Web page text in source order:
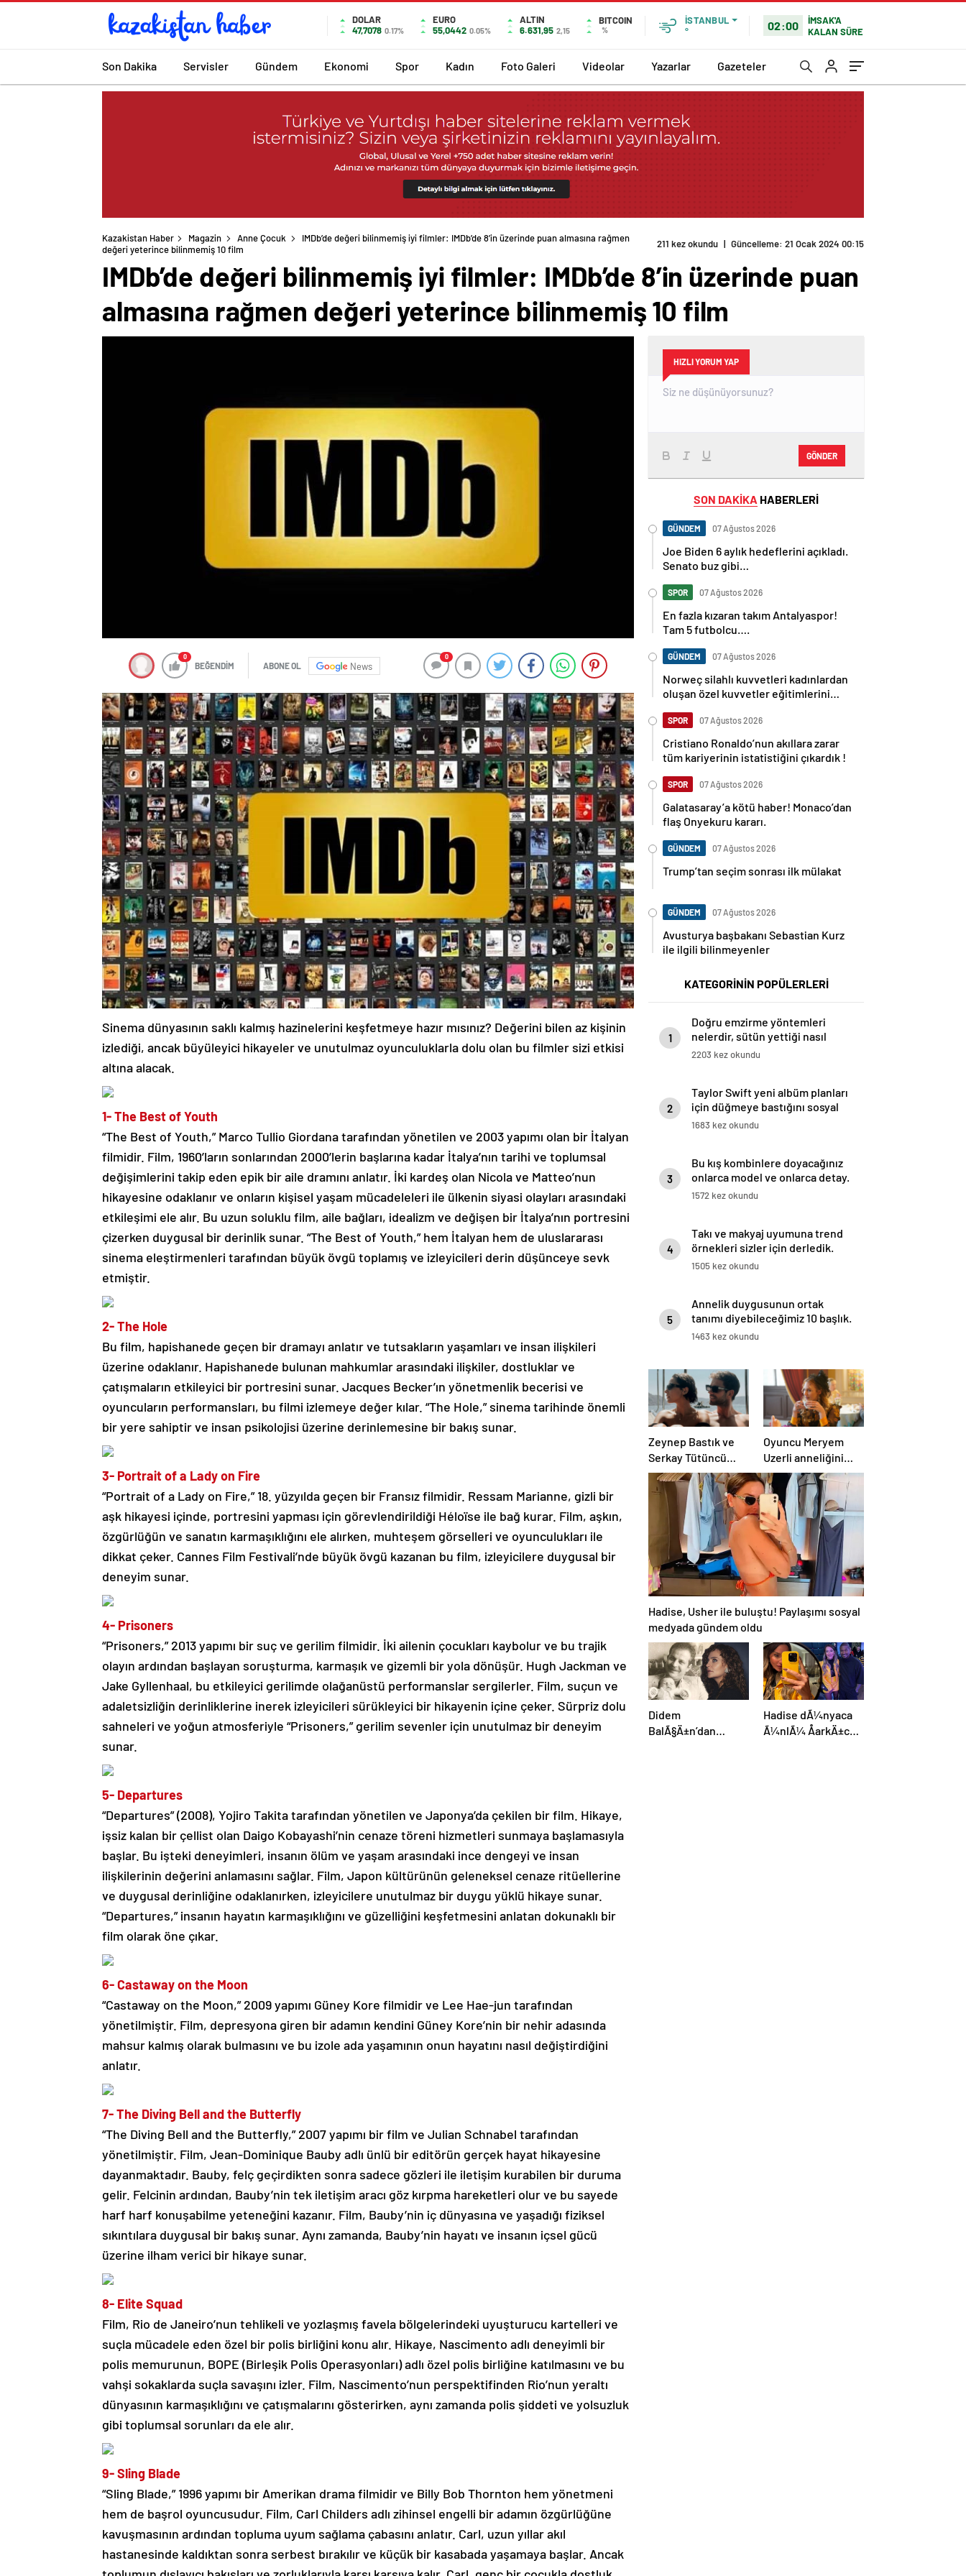
DOLAR
47,7078 0.17%
EURO
55,0442 0.05%
ALTIN
6.631,95 2,15
BITCOIN
%
İSTANBUL
°
02:00
İMSAK'A
KALAN SÜRE
Son Dakika Servisler Gündem Ekonomi Spor Kadın Foto Galeri Videolar Yazarlar Gazeteler
Kazakistan Haber Magazin Anne Çocuk
IMDb’de değeri bilinmemiş iyi filmler: IMDb’de 8’in üzerinde puan almasına rağmen
değeri yeterince bilinmemiş 10 film
211 kez okundu | Güncelleme: 21 Ocak 2024 00:15
IMDb’de değeri bilinmemiş iyi filmler: IMDb’de 8’in üzerinde puan
almasına rağmen değeri yeterince bilinmemiş 10 film
0
BEĞENDİM ABONE OL News
0
Sinema dünyasının saklı kalmış hazinelerini keşfetmeye hazır mısınız? Değerini bilen az kişinin
izlediği, ancak büyüleyici hikayeler ve unutulmaz oyunculuklarla dolu olan bu filmler sizi etkisi
altına alacak.
1- The Best of Youth
“The Best of Youth,” Marco Tullio Giordana tarafından yönetilen ve 2003 yapımı olan bir İtalyan
filmidir. Film, 1960’ların sonlarından 2000’lerin başlarına kadar İtalya’nın tarihi ve toplumsal
değişimlerini takip eden epik bir aile dramını anlatır. İki kardeş olan Nicola ve Matteo’nun
hikayesine odaklanır ve onların kişisel yaşam mücadeleleri ile ülkenin siyasi olayları arasındaki
etkileşimi ele alır. Bu uzun soluklu film, aile bağları, idealizm ve değişen bir İtalya’nın portresini
çizerken duygusal bir derinlik sunar. “The Best of Youth,” hem İtalyan hem de uluslararası
sinema eleştirmenleri tarafından büyük övgü toplamış ve izleyicileri derin düşünceye sevk
etmiştir.
2- The Hole
Bu film, hapishanede geçen bir dramayı anlatır ve tutsakların yaşamları ve insan ilişkileri
üzerine odaklanır. Hapishanede bulunan mahkumlar arasındaki ilişkiler, dostluklar ve
çatışmaların etkileyici bir portresini sunar. Jacques Becker’ın yönetmenlik becerisi ve
oyuncuların performansları, bu filmi izlemeye değer kılar. “The Hole,” sinema tarihinde önemli
bir yere sahiptir ve insan psikolojisi üzerine derinlemesine bir bakış sunar.
3- Portrait of a Lady on Fire
“Portrait of a Lady on Fire,” 18. yüzyılda geçen bir Fransız filmidir. Ressam Marianne, gizli bir
aşk hikayesi içinde, portresini yapması için görevlendirildiği Héloïse ile bağ kurar. Film, aşkın,
özgürlüğün ve sanatın karmaşıklığını ele alırken, muhteşem görselleri ve oyunculukları ile
dikkat çeker. Cannes Film Festivali’nde büyük övgü kazanan bu film, izleyicilere duygusal bir
deneyim sunar.
4- Prisoners
“Prisoners,” 2013 yapımı bir suç ve gerilim filmidir. İki ailenin çocukları kaybolur ve bu trajik
olayın ardından başlayan soruşturma, karmaşık ve gizemli bir yola dönüşür. Hugh Jackman ve
Jake Gyllenhaal, bu etkileyici gerilimde olağanüstü performanslar sergilerler. Film, suçun ve
adaletsizliğin derinliklerine inerek izleyicileri sürükleyici bir hikayenin içine çeker. Sürpriz dolu
sahneleri ve yoğun atmosferiyle “Prisoners,” gerilim sevenler için unutulmaz bir deneyim
sunar.
5- Departures
“Departures” (2008), Yojiro Takita tarafından yönetilen ve Japonya’da çekilen bir film. Hikaye,
işsiz kalan bir çellist olan Daigo Kobayashi’nin cenaze töreni hizmetleri sunmaya başlamasıyla
başlar. Bu işteki deneyimleri, insanın ölüm ve yaşam arasındaki ince dengeyi ve insan
ilişkilerinin değerini anlamasını sağlar. Film, Japon kültürünün geleneksel cenaze ritüellerine
ve duygusal derinliğine odaklanırken, izleyicilere unutulmaz bir duygu yüklü hikaye sunar.
“Departures,” insanın hayatın karmaşıklığını ve güzelliğini keşfetmesini anlatan dokunaklı bir
film olarak öne çıkar.
6- Castaway on the Moon
“Castaway on the Moon,” 2009 yapımı Güney Kore filmidir ve Lee Hae-jun tarafından
yönetilmiştir. Film, depresyona giren bir adamın kendini Güney Kore’nin bir nehir adasında
mahsur kalmış olarak bulmasını ve bu izole ada yaşamının onun hayatını nasıl değiştirdiğini
anlatır.
7- The Diving Bell and the Butterfly
“The Diving Bell and the Butterfly,” 2007 yapımı bir film ve Julian Schnabel tarafından
yönetilmiştir. Film, Jean-Dominique Bauby adlı ünlü bir editörün gerçek hayat hikayesine
dayanmaktadır. Bauby, felç geçirdikten sonra sadece gözleri ile iletişim kurabilen bir duruma
gelir. Felcinin ardından, Bauby’nin tek iletişim aracı göz kırpma hareketleri olur ve bu sayede
harf harf konuşabilme yeteneğini kazanır. Film, Bauby’nin iç dünyasına ve yaşadığı fiziksel
sıkıntılara duygusal bir bakış sunar. Aynı zamanda, Bauby’nin hayatı ve insanın içsel gücü
üzerine ilham verici bir hikaye sunar.
8- Elite Squad
Film, Rio de Janeiro’nun tehlikeli ve yozlaşmış favela bölgelerindeki uyuşturucu kartelleri ve
suçla mücadele eden özel bir polis birliğini konu alır. Hikaye, Nascimento adlı deneyimli bir
polis memurunun, BOPE (Birleşik Polis Operasyonları) adlı özel polis birliğine katılmasını ve bu
vahşi sokaklarda suçla savaşını izler. Film, Nascimento’nun perspektifinden Rio’nun yeraltı
dünyasının karmaşıklığını ve çatışmalarını gösterirken, aynı zamanda polis şiddeti ve yolsuzluk
gibi toplumsal sorunları da ele alır.
9- Sling Blade
“Sling Blade,” 1996 yapımı bir Amerikan drama filmidir ve Billy Bob Thornton hem yönetmeni
hem de başrol oyuncusudur. Film, Carl Childers adlı zihinsel engelli bir adamın özgürlüğüne
kavuşmasının ardından topluma uyum sağlama çabasını anlatır. Carl, uzun yıllar akıl
hastanesinde kaldıktan sonra serbest bırakılır ve küçük bir kasabada yaşamaya başlar. Ancak
HIZLI YORUM YAP
GÖNDER
SON DAKİKA HABERLERİ
GÜNDEM 07 Ağustos 2026
Joe Biden 6 aylık hedeflerini açıkladı.
Senato buz gibi…
SPOR 07 Ağustos 2026
En fazla kızaran takım Antalyaspor!
Tam 5 futbolcu….
GÜNDEM 07 Ağustos 2026
Norweç silahlı kuvvetleri kadınlardan
oluşan özel kuvvetler eğitimlerini
SPOR 07 Ağustos 2026
Cristiano Ronaldo’nun akıllara zarar
tüm kariyerinin istatistiğini çıkardık !
SPOR 07 Ağustos 2026
Galatasaray’a kötü haber! Monaco’dan
flaş Onyekuru kararı.
GÜNDEM 07 Ağustos 2026
Trump’tan seçim sonrası ilk mülakat
GÜNDEM 07 Ağustos 2026
Avusturya başbakanı Sebastian Kurz
ile ilgili bilinmeyenler
KATEGORİNİN POPÜLERLERİ
1
Doğru emzirme yöntemleri
nelerdir, sütün yettiği nasıl
anlaşılır?
2203 kez okundu
2
Taylor Swift yeni albüm planları
için düğmeye bastığını sosyal
medyadan duyurdu!
1683 kez okundu
3
Bu kış kombinlere doyacağınız
onlarca model ve onlarca detay.
1572 kez okundu
4
Takı ve makyaj uyumuna trend
örnekleri sizler için derledik.
1505 kez okundu
5
Annelik duygusunun ortak
tanımı diyebileceğimiz 10 başlık.
1463 kez okundu
Zeynep Bastık ve
Serkay Tütüncü
ilişkilerinin 1. yılını
kutladı
Oyuncu Meryem
Uzerli anneliğini
anlattı: “Hem
disiplinli hem
rahatım”
Hadise, Usher ile buluştu! Paylaşımı sosyal
medyada gündem oldu
Didem
BalÃ§Ä±n’dan
Hadise dÃ¼nyaca
Ã¼nlÃ¼ ÅarkÄ±cÄ±